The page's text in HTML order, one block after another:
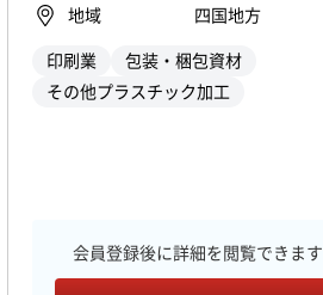
地域 四国地方
印刷業
包装・梱包資材
その他プラスチック加工
会員登録後に詳細を閲覧できます